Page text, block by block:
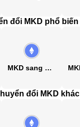
đổi MKD phổ biến
MKD sang ETH
đổi MKD khác